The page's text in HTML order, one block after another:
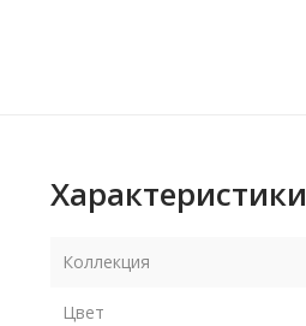
Характеристики
Коллекция
Цвет